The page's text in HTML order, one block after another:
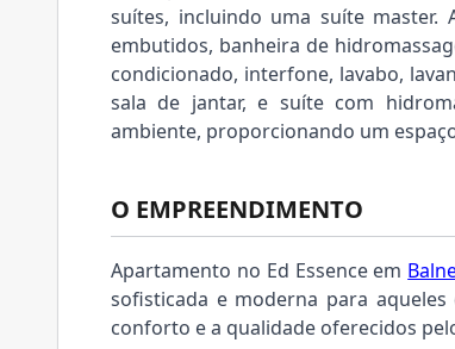
suítes, incluindo uma suíte master.
embutidos, banheira de
condicionado, interfone, lavabo,
sala de jantar, e suíte com
ambiente, proporcionando um
O EMPREENDIMENTO
Apartamento no Ed Essence em
sofisticada e moderna para
conforto e a qualidade oferecidos